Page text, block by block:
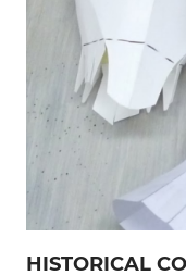
HISTORICAL